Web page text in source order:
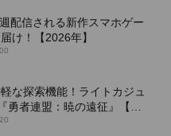
配信される新作スマホゲー
け！【2026年】
な探索機能！ライトカジュ
勇者連盟：暁の遠征』【最